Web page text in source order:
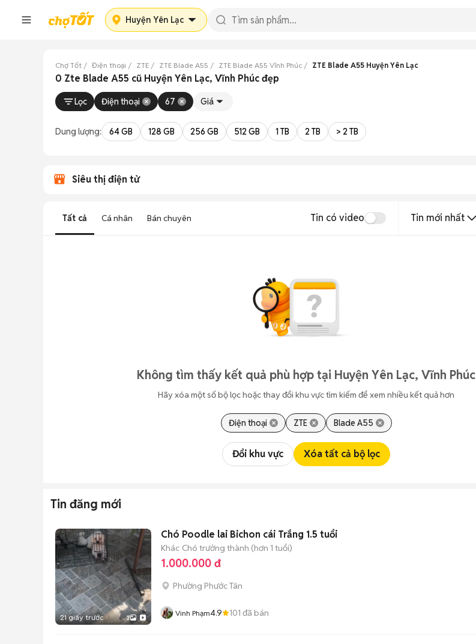
Huyện Yên Lạc
Chợ Tốt Điện thoại ZTE ZTE Blade A55 ZTE Blade A55 Vĩnh Phúc ZTE Blade A55 Huyện Yên Lạc
0 Zte Blade A55 cũ Huyện Yên Lạc, Vĩnh Phúc đẹp
Lọc Điện thoại 67 Giá
Dung lượng: 64 GB 128 GB 256 GB 512 GB 1 TB 2 TB > 2 TB
Siêu thị điện tử
Tất cả Cá nhân Bán chuyên Tin có video Tin mới nhất
Không tìm thấy kết quả phù hợp tại Huyện Yên Lạc, Vĩnh Phúc
Hãy xóa một số bộ lọc hoặc thay đổi khu vực tìm kiếm để xem nhiều kết quả hơn
Điện thoại ZTE Blade A55
Đổi khu vực Xóa tất cả bộ lọc
Tin đăng mới
21 giây trước 3
Chó Poodle lai Bichon cái Trắng 1.5 tuổi
Khác Chó trưởng thành (hơn 1 tuổi)
1.000.000 đ
Phường Phước Tân
Vinh Phạm4.9 101 đã bán